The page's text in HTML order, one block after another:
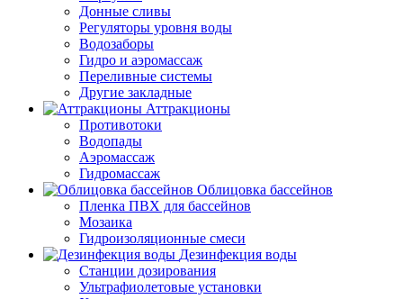
Донные сливы
Регуляторы уровня воды
Водозаборы
Гидро и аэромассаж
Переливные системы
Другие закладные
Аттракционы
Противотоки
Водопады
Аэромассаж
Гидромассаж
Облицовка бассейнов
Пленка ПВХ для бассейнов
Мозаика
Гидроизоляционные смеси
Дезинфекция воды
Станции дозирования
Ультрафиолетовые установки